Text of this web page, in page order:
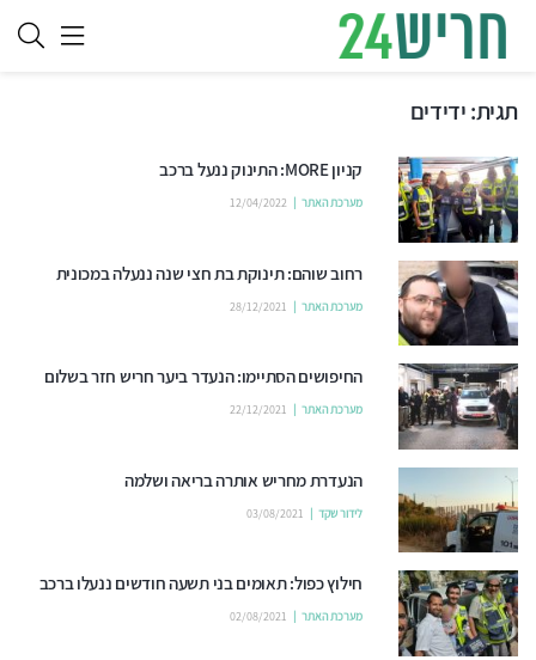
תגית:ידידים
קניון MORE: התינוק ננעל ברכב
מערכת האתר 12/04/2022
רחוב שוהם: תינוקת בת חצי שנה ננעלה במכונית
מערכת האתר 28/12/2021
החיפושים הסתיימו: הנעדר ביער חריש חזר בשלום
מערכת האתר 22/12/2021
הנעדרת מחריש אותרה בריאה ושלמה
לידור שקד 03/08/2021
חילוץ כפול: תאומים בני תשעה חודשים ננעלו ברכב
מערכת האתר 02/08/2021